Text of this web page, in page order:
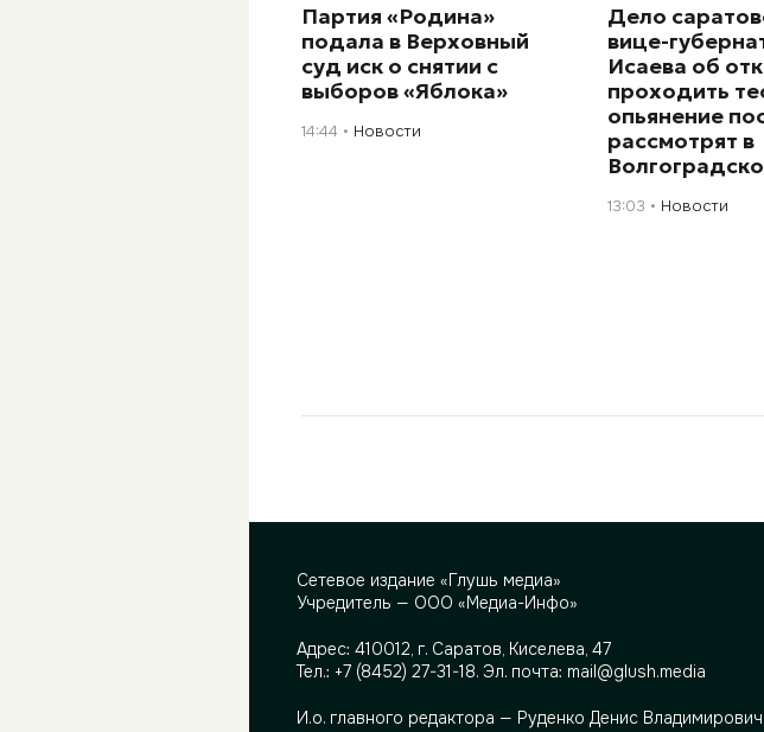
Партия «Родина»
подала в Верховный
суд иск о снятии с
выборов «Яблока»
14:44 Новости
Дело
вице-
Исаева об
проходить
опьянение
рассмотрят в
13:03 Новости
Сетевое издание «Глушь медиа»
Учредитель — ООО «Медиа-Инфо»
Адрес: 410012, г. Саратов, Киселева, 47
Тел.: +7 (8452) 27-31-18. Эл. почта: mail@glush.media
И.о. главного редактора — Руденко Денис Владимирович